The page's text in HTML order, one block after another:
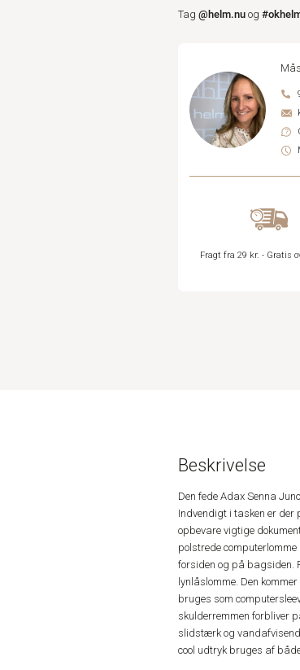
Tag @helm.nu og
Fragt fra 29 kr. - Gratis
Beskrivelse
Den fede Adax Senna
Indvendigt i tasken er
opbevare vigtige
polstrede
forsiden og på bagsiden.
lynlåslomme. Den
bruges som
skulderremmen forbliver
slidstærk og
cool udtryk bruges af